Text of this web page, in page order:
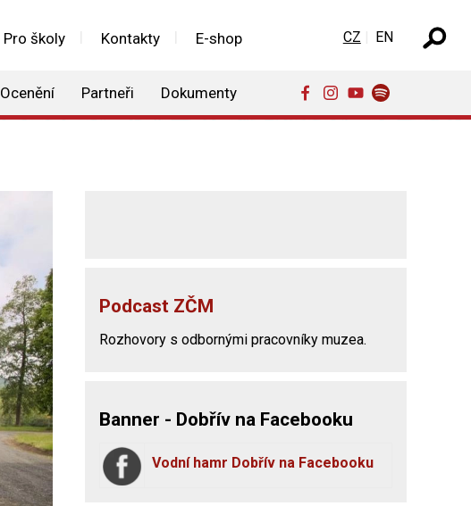
Pro školy Kontakty E-shop
Ocenění Partneři Dokumenty
Zvolte jazyk
CZ EN
Podcast ZČM
Rozhovory s odbornými pracovníky muzea.
Banner - Dobřív na Facebooku
Vodní hamr Dobřív na Facebooku